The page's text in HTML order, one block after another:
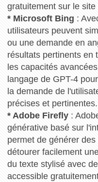
gratuitement sur le site
* Microsoft Bing :
utilisateurs peuvent
ou une demande en
résultats pertinents en
les capacités
langage de GPT-4
la demande de
précises et pertinentes.
* Adobe Firefly:
générative basé sur
permet de générer
détourer facilement
du texte stylisé avec
accessible